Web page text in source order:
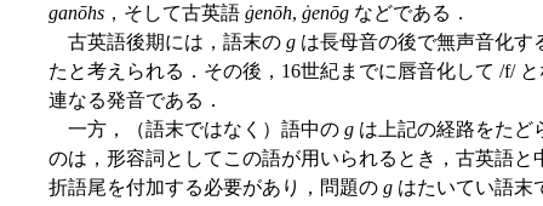
ganōhs ，そして古英語 ġenōh, ġenōg などである．
古英語後期には，語末の g は長母音の後で無声音化す
たと考えられる．その後，16世紀までに唇音化して /f/
連なる発音である．
一方，（語末ではなく）語中の g は上記の経路をたど
のは，形容詞としてこの語が用いられるとき，古英語
折語尾を付加する必要があり，問題の g はたいてい語末